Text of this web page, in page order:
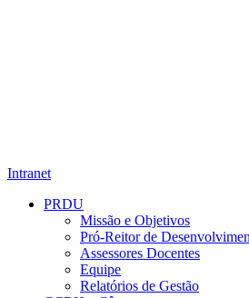
Intranet
PRDU
Missão e Objetivos
Pró-Reitor de
Assessores Docentes
Equipe
Relatórios de Gestão